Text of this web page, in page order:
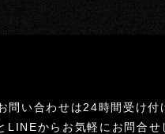
問い合わせは24時間受け付
LINEからお気軽にお問合せ